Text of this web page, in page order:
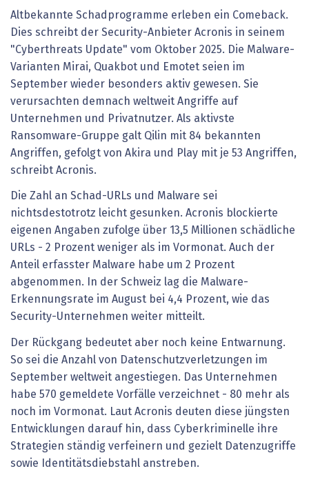
Altbekannte Schadprogramme erleben ein Comeback.
Dies schreibt der Security-Anbieter Acronis in seinem
"Cyberthreats Update" vom Oktober 2025. Die Malware-
Varianten Mirai, Quakbot und Emotet seien im
September wieder besonders aktiv gewesen. Sie
verursachten demnach weltweit Angriffe auf
Unternehmen und Privatnutzer. Als aktivste
Ransomware-Gruppe galt Qilin mit 84 bekannten
Angriffen, gefolgt von Akira und Play mit je 53 Angriffen,
schreibt Acronis.
Die Zahl an Schad-URLs und Malware sei
nichtsdestotrotz leicht gesunken. Acronis blockierte
eigenen Angaben zufolge über 13,5 Millionen schädliche
URLs - 2 Prozent weniger als im Vormonat. Auch der
Anteil erfasster Malware habe um 2 Prozent
abgenommen. In der Schweiz lag die Malware-
Erkennungsrate im August bei 4,4 Prozent, wie das
Security-Unternehmen weiter mitteilt.
Der Rückgang bedeutet aber noch keine Entwarnung.
So sei die Anzahl von Datenschutzverletzungen im
September weltweit angestiegen. Das Unternehmen
habe 570 gemeldete Vorfälle verzeichnet - 80 mehr als
noch im Vormonat. Laut Acronis deuten diese jüngsten
Entwicklungen darauf hin, dass Cyberkriminelle ihre
Strategien ständig verfeinern und gezielt Datenzugriffe
sowie Identitätsdiebstahl anstreben.